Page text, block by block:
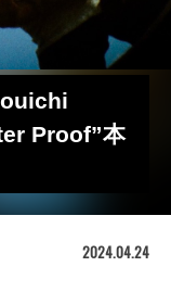
Proof”本
2024.04.24